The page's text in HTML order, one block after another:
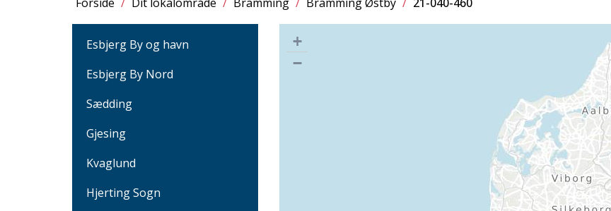
Esbjerg By og havn
Esbjerg By Nord
Sædding
Gjesing
Kvaglund
Hjerting Sogn
+
−